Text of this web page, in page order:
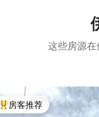
这些房源在
热门「房客推荐」
房客推荐